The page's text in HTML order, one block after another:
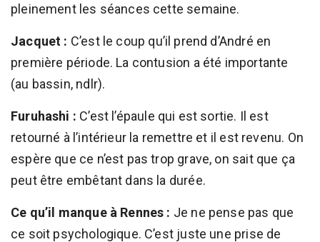
pleinement les séances cette semaine.
Jacquet : C’est le coup qu’il prend d’André en
première période. La contusion a été importante
(au bassin, ndlr).
Furuhashi : C’est l’épaule qui est sortie. Il est
retourné à l’intérieur la remettre et il est revenu. On
espère que ce n’est pas trop grave, on sait que ça
peut être embêtant dans la durée.
Ce qu’il manque à Rennes : Je ne pense pas que
ce soit psychologique. C’est juste une prise de